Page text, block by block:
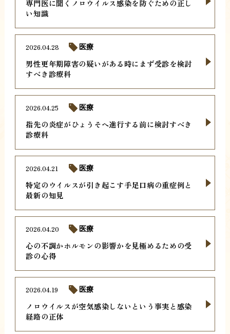
専門医に聞くノロウイルス感染を防ぐための正し
い知識
男性更年期障害の疑いがある時にまず受診を検討
すべき診療科
2026.04.28 医療
指先の炎症がひょうそへ進行する前に検討すべき
診療科
2026.04.25 医療
特定のウイルスが引き起こす手足口病の重症例と
最新の知見
2026.04.21 医療
心の不調かホルモンの影響かを見極めるための受
診の心得
2026.04.20 医療
ノロウイルスが空気感染しないという事実と感染
経路の正体
2026.04.19 医療